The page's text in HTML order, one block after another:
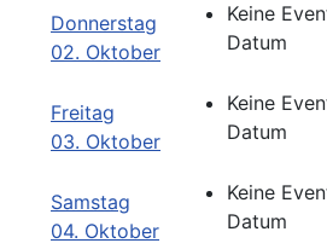
Donnerstag
02. Oktober
Keine
Datum
Freitag
03. Oktober
Keine
Datum
Samstag
04. Oktober
Keine
Datum